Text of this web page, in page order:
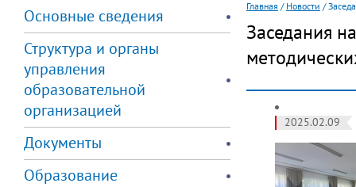
Основные сведения
Структура и органы
управления
образовательной
организацией
Документы
Образование
Главная / Новости /
Заседания
2025.02.09